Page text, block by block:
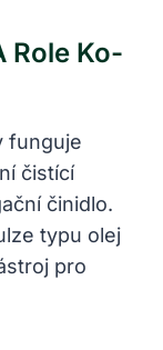
Role Ko-
funguje
čistící
činidlo.
typu olej
pro